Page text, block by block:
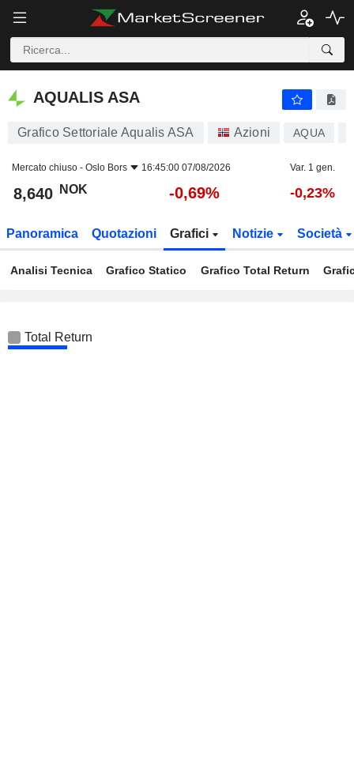
AQUALIS ASA
AQUALIS ASA
Grafico Settoriale Aqualis ASA Azioni AQUA
Mercato chiuso - Oslo Bors 16:45:00 07/08/2026 Var. 1 gen.
8,640 NOK -0,69% -0,23%
Panoramica Quotazioni Grafici Notizie Società
Analisi Tecnica Grafico Statico Grafico Total Return
Total Return